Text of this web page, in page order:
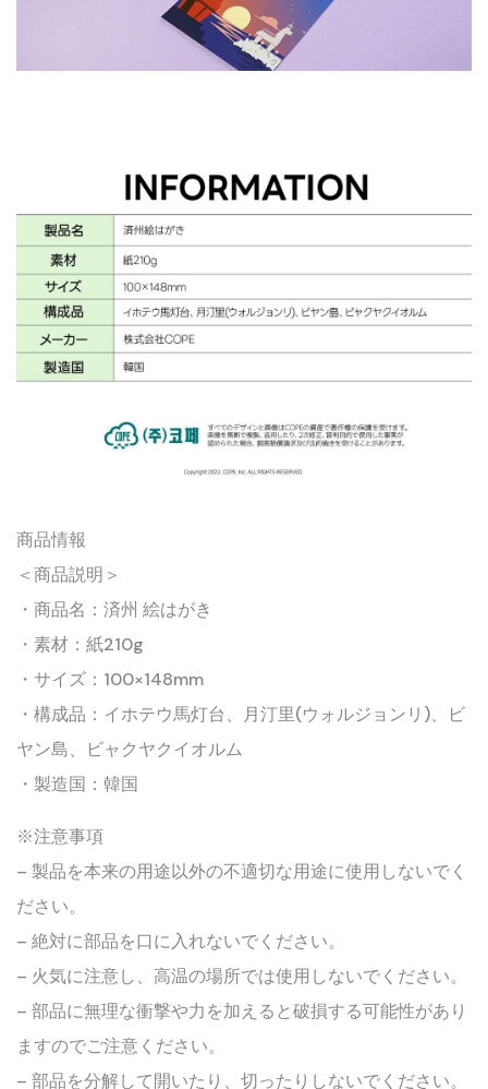
商品情報
＜商品説明＞
・商品名：済州 絵はがき
・素材：紙210g
・サイズ：100×148mm
・構成品：イホテウ馬灯台、月汀里(ウォルジョンリ)、ビ
ヤン島、ビャクヤクイオルム
・製造国：韓国
※注意事項
– 製品を本来の用途以外の不適切な用途に使用しないでく
ださい。
– 絶対に部品を口に入れないでください。
– 火気に注意し、高温の場所では使用しないでください。
– 部品に無理な衝撃や力を加えると破損する可能性があり
ますのでご注意ください。
– 部品を分解して開いたり、切ったりしないでください。